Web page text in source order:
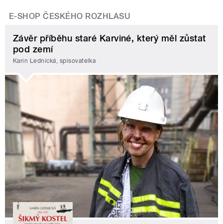
E-SHOP ČESKÉHO ROZHLASU
Závěr příběhu staré Karviné, který měl zůstat
pod zemí
Karin Lednická, spisovatelka